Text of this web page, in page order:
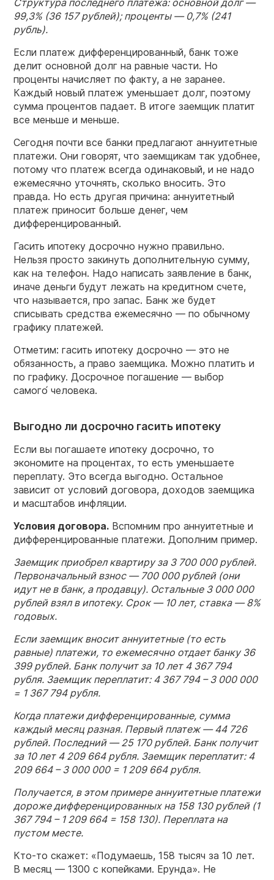
99,3% (36 157 рублей); проценты — 0,7% (241
рубль).
Если платеж дифференцированный, банк тоже
делит основной долг на равные части. Но
проценты начисляет по факту, а не заранее.
Каждый новый платеж уменьшает долг, поэтому
сумма процентов падает. В итоге заемщик платит
все меньше и меньше.
Сегодня почти все банки предлагают аннуитетные
платежи. Они говорят, что заемщикам так удобнее,
потому что платеж всегда одинаковый, и не надо
ежемесячно уточнять, сколько вносить. Это
правда. Но есть другая причина: аннуитетный
платеж приносит больше денег, чем
дифференцированный.
Гасить ипотеку досрочно нужно правильно.
Нельзя просто закинуть дополнительную сумму,
как на телефон. Надо написать заявление в банк,
иначе деньги будут лежать на кредитном счете,
что называется, про запас. Банк же будет
списывать средства ежемесячно — по обычному
графику платежей.
Отметим: гасить ипотеку досрочно — это не
обязанность, а право заемщика. Можно платить и
по графику. Досрочное погашение — выбор
самого́ человека.
Выгодно ли досрочно гасить ипотеку
Если вы погашаете ипотеку досрочно, то
экономите на процентах, то есть уменьшаете
переплату. Это всегда выгодно. Остальное
зависит от условий договора, доходов заемщика
и масштабов инфляции.
Условия договора. Вспомним про аннуитетные и
дифференцированные платежи. Дополним пример.
Заемщик приобрел квартиру за 3 700 000 рублей.
Первоначальный взнос — 700 000 рублей (они
идут не в банк, а продавцу). Остальные 3 000 000
рублей взял в ипотеку. Срок — 10 лет, ставка — 8%
годовых.
Если заемщик вносит аннуитетные (то есть
равные) платежи, то ежемесячно отдает банку 36
399 рублей. Банк получит за 10 лет 4 367 794
рубля. Заемщик переплатит: 4 367 794 – 3 000 000
= 1 367 794 рубля.
Когда платежи дифференцированные, сумма
каждый месяц разная. Первый платеж — 44 726
рублей. Последний — 25 170 рублей. Банк получит
за 10 лет 4 209 664 рубля. Заемщик переплатит: 4
209 664 – 3 000 000 = 1 209 664 рубля.
Получается, в этом примере аннуитетные платежи
дороже дифференцированных на 158 130 рублей (1
367 794 – 1 209 664 = 158 130). Переплата на
пустом месте.
Кто-то скажет: «Подумаешь, 158 тысяч за 10 лет.
В месяц — 1300 с копейками. Ерунда». Не